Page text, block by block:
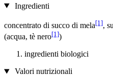
Ingredienti
concentrato di succo di mela[1],
(acqua, tè nero[1])
ingredienti biologici
Valori nutrizionali